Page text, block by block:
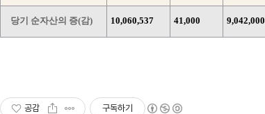
당기 순자산의 증(감) 10,060,537 41,000 9,042,000
공감 구독하기